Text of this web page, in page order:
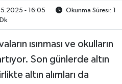
- 16:05
Okunma Süresi: 1
Dk
ısınması ve okulların
Son günlerde altın
altın alımları da